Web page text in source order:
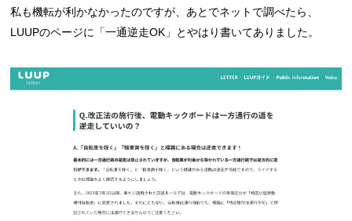
私も機転が利かなかったのですが、あとでネットで調べたら、
LUUPのページに「一通逆走OK」とやはり書いてありました。